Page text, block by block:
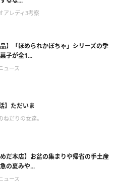
アレディ3考察
品】「ほめられかぼちゃ」シリーズの季
子が全1...
ュース
】ただいま
ねだりの女達。
めだ本店】お盆の集まりや帰省の手土産
の夏みや...
ュース